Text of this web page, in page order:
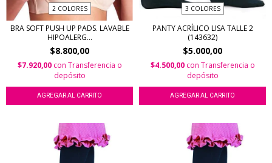
2 COLORES
BRA SOFT PUSH UP PADS. LAVABLE
HIPOALERG...
$8.800,00
$7.920,00 con Transferencia o
depósito
AGREGAR AL CARRITO
3 COLORES
PANTY ACRÍLICO LISA TALLE 2
(143632)
$5.000,00
$4.500,00 con Transferencia o
depósito
AGREGAR AL CARRITO